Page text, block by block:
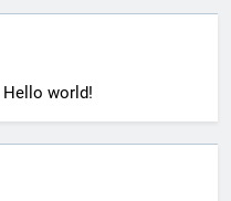
Hello world!